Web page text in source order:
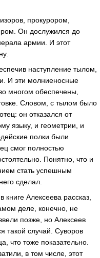
прокурором,
Он дослужился до
армии. И этот
наступление тылом,
И эти молниеносные
многом обеспечены,
Словом, с тылом было
он отказался от
языку, и геометрии, и
полки были
смог полностью
Понятно, что и
стать успешным
сделал.
Алексеева рассказ,
деле, конечно, не
позже, но Алексеев
такой случай. Суворов
что тоже показательно.
в том числе, этот